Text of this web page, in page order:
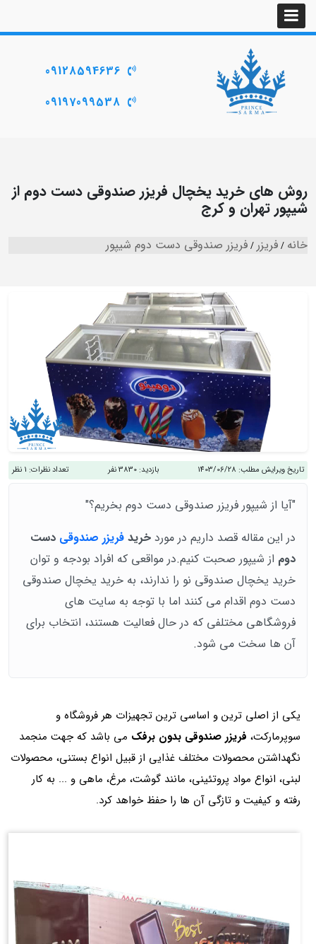
09128594636
09197099538
روش های خرید یخچال فریزر صندوقی دست دوم از
شیپور تهران و کرج
خانه فریزر فریزر صندوقی دست دوم شیپور
تاریخ ویرایش مطلب: 1403/06/28 بازدید: 3830 نفر تعداد نظرات: 1 نظر
"آیا از شیپور فریزر صندوقی دست دوم بخریم؟"
در این مقاله قصد داریم در مورد خرید فریزر صندوقی دست
دوم از شیپور صحبت کنیم.در مواقعی که افراد بودجه و توان
خرید یخچال صندوقی نو را ندارند، به خرید یخچال صندوقی
دست دوم اقدام می کنند اما با توجه به سایت های
فروشگاهی مختلفی که در حال فعالیت هستند، انتخاب برای
آن ها سخت می شود.
یکی از اصلی ترین و اساسی ترین تجهیزات هر فروشگاه و
سوپرمارکت، فریزر صندوقی بدون برفک می باشد که جهت منجمد
نگهداشتن محصولات مختلف غذایی از قبیل انواع بستنی، محصولات
لبنی، انواع مواد پروتئینی، مانند گوشت، مرغ، ماهی و ... به کار
رفته و کیفیت و تازگی آن ها را حفظ خواهد کرد.